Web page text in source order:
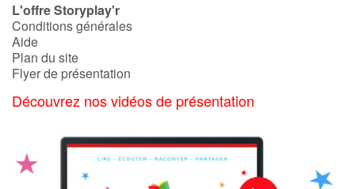
L'offre Storyplay'r
Conditions générales
Aide
Plan du site
Flyer de présentation
Découvrez nos vidéos de présentation